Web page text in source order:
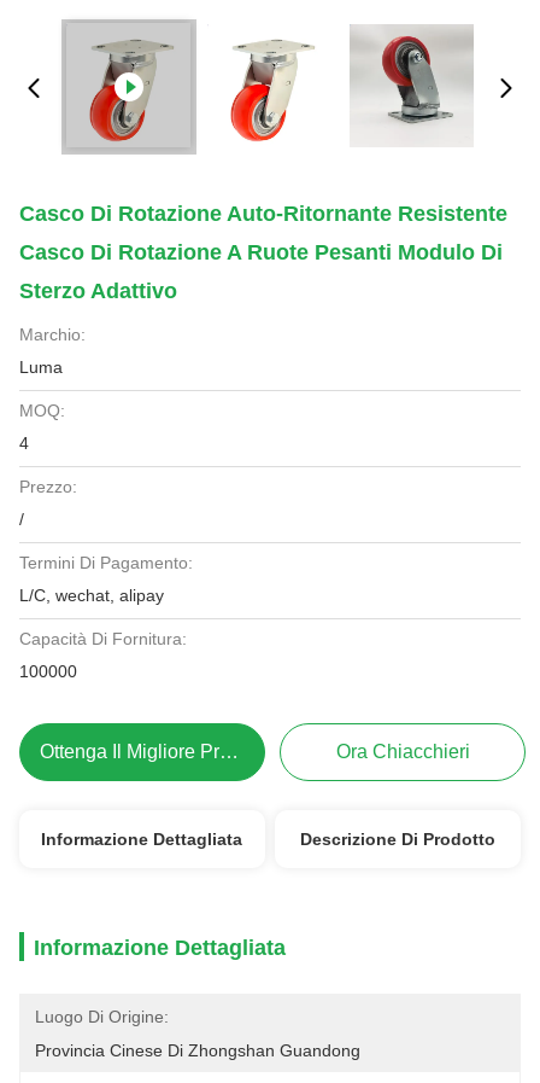
Casco Di Rotazione Auto-Ritornante Resistente
Casco Di Rotazione A Ruote Pesanti Modulo Di
Sterzo Adattivo
Marchio:
Luma
MOQ:
4
Prezzo:
/
Termini Di Pagamento:
L/C, wechat, alipay
Capacità Di Fornitura:
100000
Ottenga Il Migliore Prezzo Ora Chiacchieri
Informazione Dettagliata Descrizione Di Prodotto
Informazione Dettagliata
Luogo Di Origine:
Provincia Cinese Di Zhongshan Guandong